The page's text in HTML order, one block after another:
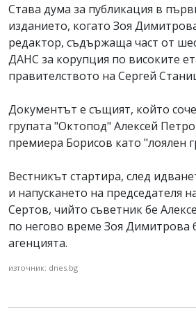
Става дума за публикация в
изданието, когато Зоя
редактор, съдържаща част от
ДАНС за корупция по високите
правителството на Сергей
Документът е същият, който
групата "Октопод" Алексей
премиера Борисов като "лоялен
Вестникът стартира, след
и напускането на председателя
Сертов, чийто съветник бе
по негово време Зоя Димитрова
агенцията.
източник: dnes.bg